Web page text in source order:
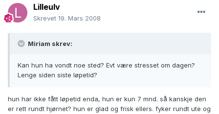
Lilleulv
Skrevet 19. Mars 2008
Miriam skrev:
Kan hun ha vondt noe sted? Evt være stresset om dagen?
Lenge siden siste løpetid?
hun har ikke fått løpetid enda, hun er kun 7 mnd. så kanskje den
er rett rundt hjørnet? hun er glad og frisk ellers. fyker rundt ute og